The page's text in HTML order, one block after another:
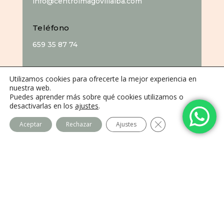
Teléfono
659 35 87 74
C. Camino de la Fonda, 28400 Collado
Villalba, Madrid
Utilizamos cookies para ofrecerte la mejor experiencia en
nuestra web.
Puedes aprender más sobre qué cookies utilizamos o
desactivarlas en los ajustes.
Aceptar Rechazar Ajustes Cerrar el banner de